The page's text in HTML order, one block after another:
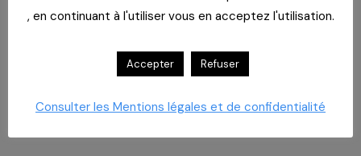
29 juillet 2026
Un bar dans un EHPAD
29 juillet 2026
Formation aux risques psychosociaux
29 juillet 2026
, en continuant à l'utiliser vous en acceptez l'utilisation.
Accepter Refuser
Consulter les Mentions légales et de confidentialité